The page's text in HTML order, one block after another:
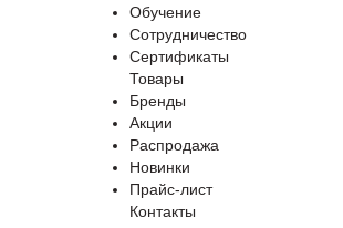
Обучение
Сотрудничество
Сертификаты
Товары
Бренды
Акции
Распродажа
Новинки
Прайс-лист
Контакты